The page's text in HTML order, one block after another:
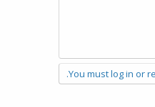
You must log in or